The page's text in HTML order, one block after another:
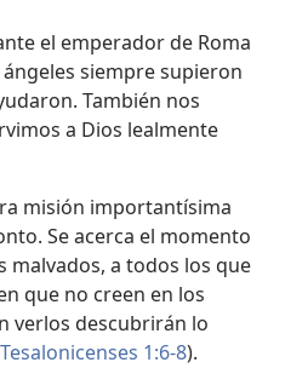
el emperador de Roma
siempre supieron
También nos
a Dios lealmente
misión importantísima
Se acerca el momento
malvados, a todos los que
que no creen en los
verlos descubrirán lo
1:6-8).